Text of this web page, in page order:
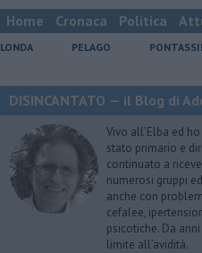
Home Cronaca Politica
LONDA PELAGO
DISINCANTATO — il Blog di
Vivo all’Elba ed
stato primario e
continuato a
numerosi gruppi
anche con
cefalee,
psicotiche. Da
limite all’avidità.